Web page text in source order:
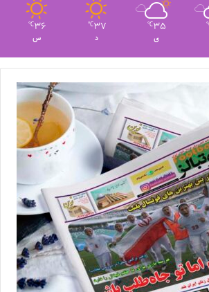
35
℃
ی
37
℃
د
36
℃
س